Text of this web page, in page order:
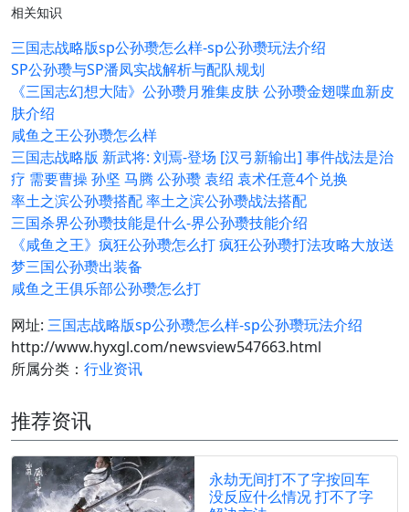
相关知识
三国志战略版sp公孙瓒怎么样-sp公孙瓒玩法介绍
SP公孙瓒与SP潘凤实战解析与配队规划
《三国志幻想大陆》公孙瓒月雅集皮肤 公孙瓒金翅喋血新皮
肤介绍
咸鱼之王公孙瓒怎么样
三国志战略版 新武将: 刘焉-登场 [汉弓新输出] 事件战法是治
疗 需要曹操 孙坚 马腾 公孙瓒 袁绍 袁术任意4个兑换
率土之滨公孙瓒搭配 率土之滨公孙瓒战法搭配
三国杀界公孙瓒技能是什么-界公孙瓒技能介绍
《咸鱼之王》疯狂公孙瓒怎么打 疯狂公孙瓒打法攻略大放送
梦三国公孙瓒出装备
咸鱼之王俱乐部公孙瓒怎么打
网址: 三国志战略版sp公孙瓒怎么样-sp公孙瓒玩法介绍
http://www.hyxgl.com/newsview547663.html
所属分类： 行业资讯
推荐资讯
永劫无间打不了字按回车
没反应什么情况 打不了字